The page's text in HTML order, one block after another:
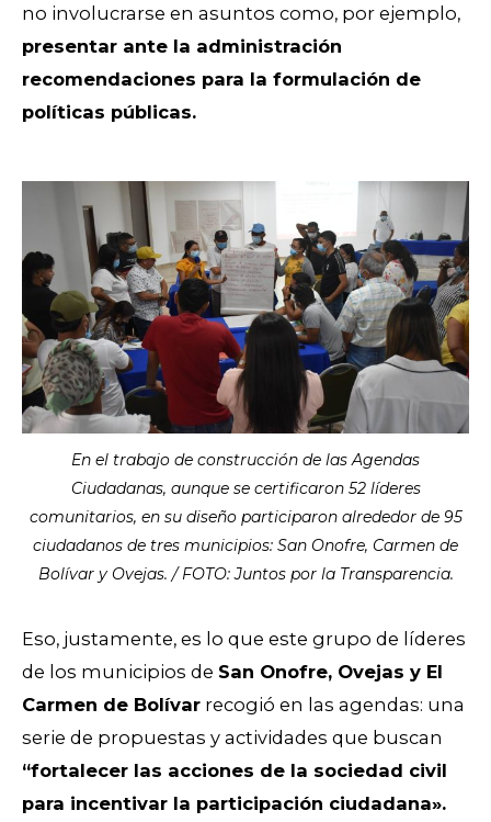
no involucrarse en asuntos como, por ejemplo,
presentar ante la administración
recomendaciones para la formulación de
políticas públicas.
En el trabajo de construcción de las Agendas
Ciudadanas, aunque se certificaron 52 líderes
comunitarios, en su diseño participaron alrededor de 95
ciudadanos de tres municipios: San Onofre, Carmen de
Bolívar y Ovejas. / FOTO: Juntos por la Transparencia.
Eso, justamente, es lo que este grupo de líderes
de los municipios de San Onofre, Ovejas y El
Carmen de Bolívar recogió en las agendas: una
serie de propuestas y actividades que buscan
“fortalecer las acciones de la sociedad civil
para incentivar la participación ciudadana».